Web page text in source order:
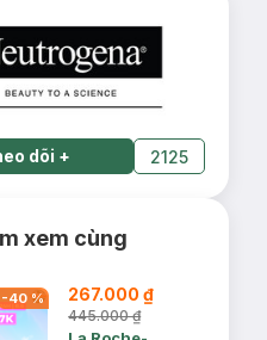
dõi + 2125
xem cùng
-40% 267.000 ₫
445.000 ₫